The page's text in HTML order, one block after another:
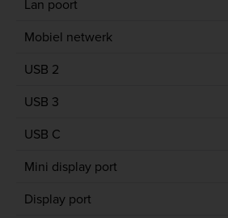
Lan poort
Mobiel netwerk
USB 2
USB 3
USB C
Mini display port
Display port